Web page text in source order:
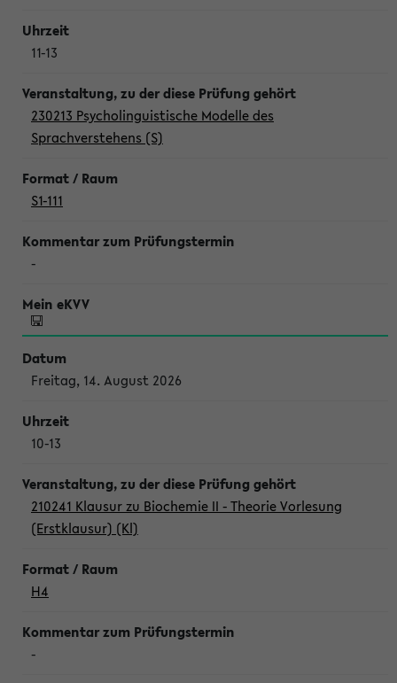
11-13
230213 Psycholinguistische Modelle des
Sprachverstehens (S)
S1-111
-
Freitag, 14. August 2026
10-13
210241 Klausur zu Biochemie II - Theorie Vorlesung
(Erstklausur) (Kl)
H4
-